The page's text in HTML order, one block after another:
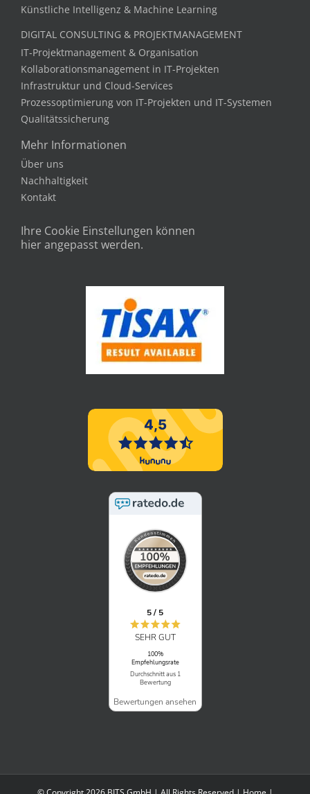
Künstliche Intelligenz & Machine Learning
DIGITAL CONSULTING & PROJEKTMANAGEMENT
IT-Projektmanagement & Organisation
Kollaborationsmanagement in IT-Projekten
Infrastruktur und Cloud-Services
Prozessoptimierung von IT-Projekten und IT-Systemen
Qualitätssicherung
Mehr Informationen
Über uns
Nachhaltigkeit
Kontakt
Ihre Cookie Einstellungen können
hier angepasst werden.
5 / 5
SEHR GUT
100%
Empfehlungsrate
Durchschnitt aus 1
Bewertung
Bewertungen ansehen